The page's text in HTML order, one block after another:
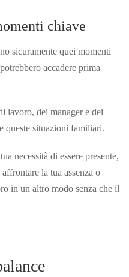
chiave
sicuramente quei momenti
accadere prima
lavoro, dei manager e dei
queste situazioni familiari.
necessità di essere presente,
la tua assenza o
in un altro modo senza che il